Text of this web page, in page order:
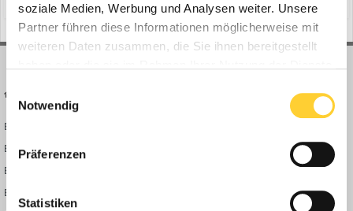
soziale Medien, Werbung und Analysen weiter. Unsere
Partner führen diese Informationen möglicherweise mit
weiteren Daten zusammen, die Sie ihnen bereitgestellt
Einwilligungsauswahl
Notwendig
Präferenzen
Statistiken
Bauforum24 News
Bauforum24 TV
BF24 Mediathek
BF24 Fotostrecken